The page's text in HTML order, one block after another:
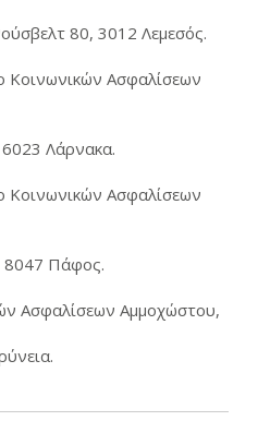
80, 3012 Λεμεσός.
Κοινωνικών Ασφαλίσεων
Λάρνακα.
Κοινωνικών Ασφαλίσεων
8047 Πάφος.
Ασφαλίσεων Αμμοχώστου,